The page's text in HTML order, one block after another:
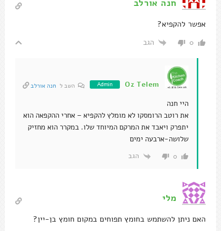
חנה אורלב
אפשר להקפיא?
0 הגב
Oz Telem
Admin השב ל חנה אורלב
היי חנה
את רוטב הרומסקו לא מומלץ להקפיא – אחרי ההקפאה הוא
יתפרק ויאבד את המרקם המיוחד שלו. במקרר הוא מחזיק
שלושה-ארבעה ימים
0 הגב
מלי
האם ניתן להשתמש בחומץ תפוחים במקום חומץ בן-יין?